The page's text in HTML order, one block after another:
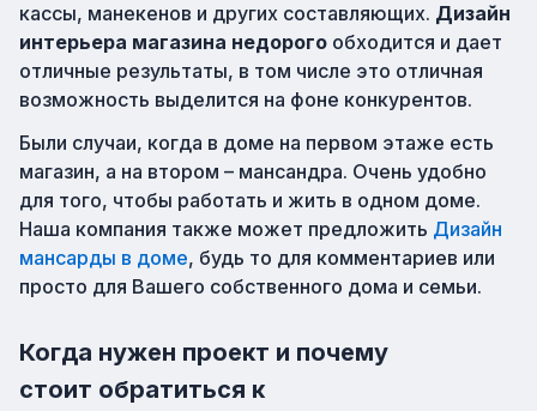
кассы, манекенов и других составляющих. Дизайн
интерьера магазина недорого обходится и дает
отличные результаты, в том числе это отличная
возможность выделится на фоне конкурентов.
Были случаи, когда в доме на первом этаже есть
магазин, а на втором – мансандра. Очень удобно
для того, чтобы работать и жить в одном доме.
Наша компания также может предложить Дизайн
мансарды в доме, будь то для комментариев или
просто для Вашего собственного дома и семьи.
Когда нужен проект и почему
стоит обратиться к